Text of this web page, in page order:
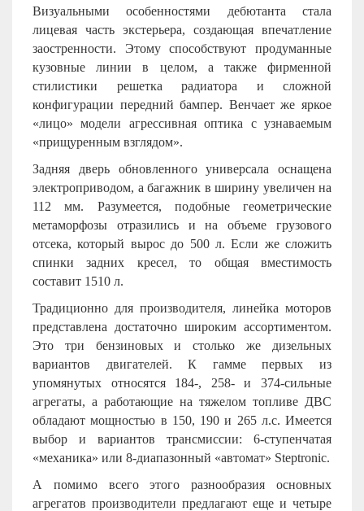
Визуальными особенностями дебютанта стала
лицевая часть экстерьера, создающая впечатление
заостренности. Этому способствуют продуманные
кузовные линии в целом, а также фирменной
стилистики решетка радиатора и сложной
конфигурации передний бампер. Венчает же яркое
«лицо» модели агрессивная оптика с узнаваемым
«прищуренным взглядом».
Задняя дверь обновленного универсала оснащена
электроприводом, а багажник в ширину увеличен на
112 мм. Разумеется, подобные геометрические
метаморфозы отразились и на объеме грузового
отсека, который вырос до 500 л. Если же сложить
спинки задних кресел, то общая вместимость
составит 1510 л.
Традиционно для производителя, линейка моторов
представлена достаточно широким ассортиментом.
Это три бензиновых и столько же дизельных
вариантов двигателей. К гамме первых из
упомянутых относятся 184-, 258- и 374-сильные
агрегаты, а работающие на тяжелом топливе ДВС
обладают мощностью в 150, 190 и 265 л.с. Имеется
выбор и вариантов трансмиссии: 6-ступенчатая
«механика» или 8-диапазонный «автомат» Steptronic.
А помимо всего этого разнообразия основных
агрегатов производители предлагают еще и четыре